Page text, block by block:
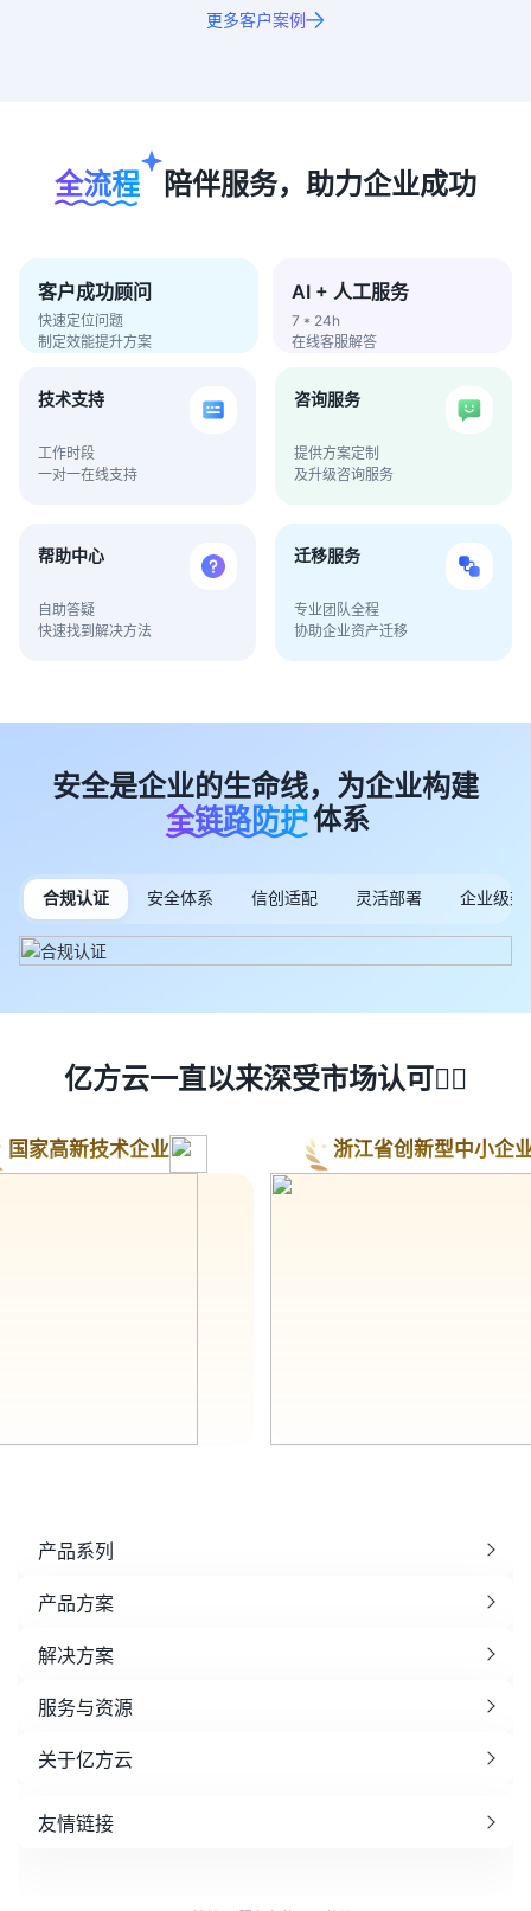
更多客户案例
全流程 陪伴服务，助力企业成功
客户成功顾问
快速定位问题
制定效能提升方案
AI + 人工服务
7 * 24h
在线客服解答
技术支持
工作时段
一对一在线支持
咨询服务
提供方案定制
及升级咨询服务
帮助中心
自助答疑
快速找到解决方法
迁移服务
专业团队全程
协助企业资产迁移
安全是企业的生命线，为企业构建
全链路防护体系
合规认证 安全体系 信创适配 灵活部署 企业级架
亿方云一直以来深受市场认可👍🏻
家高新技术企业 浙江省创新型中小企业
产品系列
产品方案
解决方案
服务与资源
关于亿方云
友情链接